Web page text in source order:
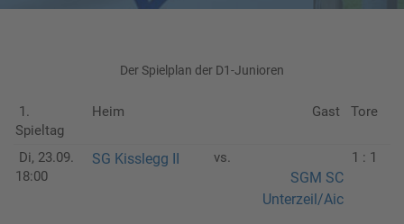
Der Spielplan der D1-Junioren
1.
Spieltag
Heim Gast Tore
Di, 23.09.
18:00
SG Kisslegg II vs.
SGM SC
Unterzeil/Aic
1 : 1